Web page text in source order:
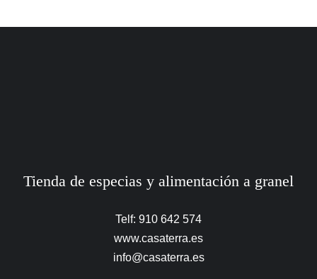
Tienda de especias y alimentación a granel
Telf: 910 642 574
www.casaterra.es
info@casaterra.es